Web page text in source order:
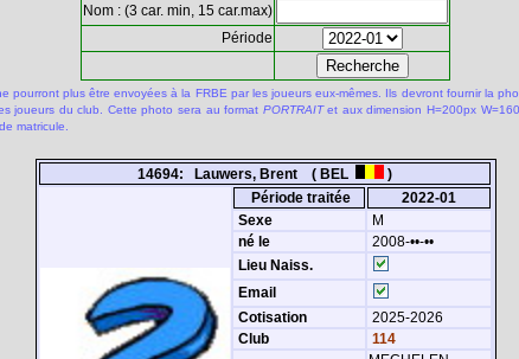
Nom : (3 car. min, 15 car.max)
Période
pourront plus être envoyées à la FRBE par les joueurs eux-mêmes. Ils devront fournir la
joueurs du club. Cette photo sera au format PORTRAITet aux dimension H=200px
matricule.
14694: Lauwers, Brent ( BEL
)
Période traitée
2022-01
Sexe
M
né le
2008-••-••
Lieu Naiss.
Email
Cotisation
2025-2026
Club
114